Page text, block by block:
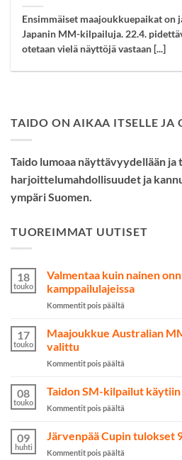
Ensimmäiset maajoukkuepaikat on
Japanin MM-kilpailuja. 22.4.
otetaan vielä näyttöjä vastaan [...]
TAIDO ON AIKAA ITSELLE JA
Taido lumoaa näyttävyydellään ja
harjoittelumahdollisuudet ja
ympäri Suomen.
TUOREIMMAT UUTISET
18
touko
Valmentaa kuin nainen
kamppailulajeissa
Kommentit pois päältä
kuin
17
touko
Maajoukkue Australian
valittu
Kommentit pois päältä
Australian
valittu
08
touko
Taidon SM-kilpailut käytiin
Kommentit pois päältä
SM-
09
huhti
Järvenpää Cupin tulokset
Kommentit pois päältä